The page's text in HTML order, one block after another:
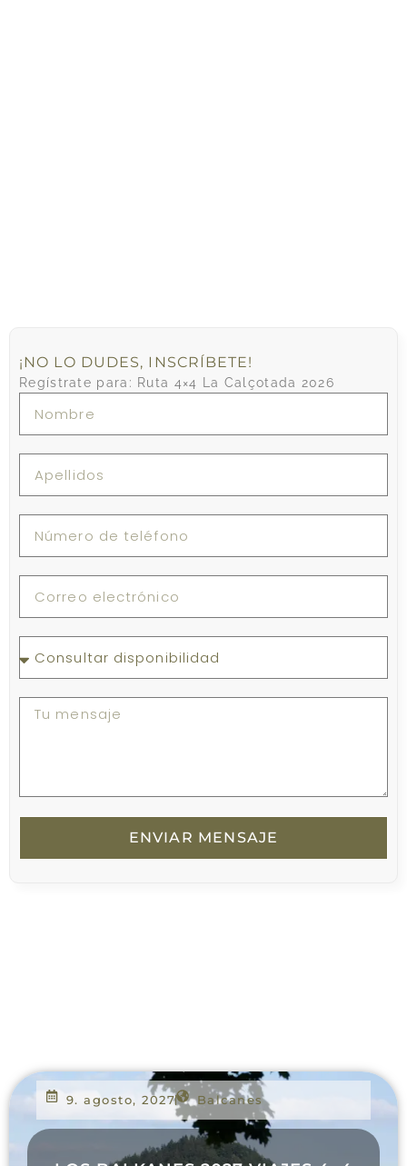
¡NO LO DUDES, INSCRÍBETE!
Regístrate para: Ruta 4×4 La Calçotada 2026
ENVIAR MENSAJE
9. agosto, 2027 Balcanes